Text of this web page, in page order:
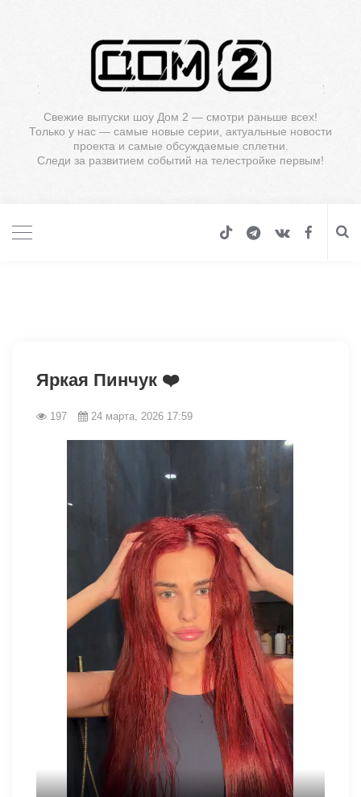
Свежие выпуски шоу Дом 2 — смотри раньше всех!
Только у нас — самые новые серии, актуальные новости
проекта и самые обсуждаемые сплетни.
Следи за развитием событий на телестройке первым!
Яркая Пинчук ❤️
197 24 марта, 2026 17:59